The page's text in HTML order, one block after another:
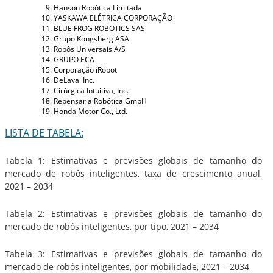
Hanson Robótica Limitada
YASKAWA ELÉTRICA CORPORAÇÃO
BLUE FROG ROBOTICS SAS
Grupo Kongsberg ASA
Robôs Universais A/S
GRUPO ECA
Corporação iRobot
DeLaval Inc.
Cirúrgica Intuitiva, Inc.
Repensar a Robótica GmbH
Honda Motor Co., Ltd.
LISTA DE TABELA:
Tabela 1: Estimativas e previsões globais de tamanho do
mercado de robôs inteligentes, taxa de crescimento anual,
2021 – 2034
Tabela 2: Estimativas e previsões globais de tamanho do
mercado de robôs inteligentes, por tipo, 2021 – 2034
Tabela 3: Estimativas e previsões globais de tamanho do
mercado de robôs inteligentes, por mobilidade, 2021 – 2034